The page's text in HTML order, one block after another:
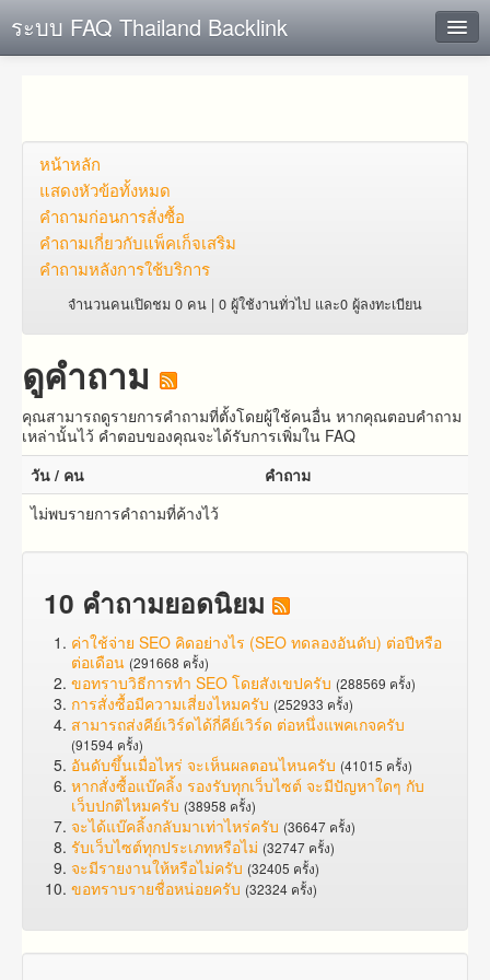
ระบบ FAQ Thailand Backlink
ตั้งคำถาม
ดูคำถาม
คุณต้องการที่จะลงทะเบียนหรือไม่?
หน้าหลัก
แสดงหัวข้อทั้งหมด
คำถาม​ก่อน​การ​สั่งซื้อ​
คำถาม​เกี่ยว​กับ​แพ็คเก็จ​เสริม
คำถามหลังการใช้บริการ
จำนวนคนเปิดชม 0 คน | 0 ผู้ใช้งานทั่วไป และ0 ผู้ลงทะเบียน
ดูคำถาม
คุณสามารถดูรายการคำถามที่ตั้งโดยผู้ใช้คนอื่น หากคุณตอบคำถาม
เหล่านั้นไว้ คำตอบของคุณจะได้รับการเพิ่มใน FAQ
วัน / คน
คำถาม
ไม่พบรายการคำถามที่ค้างไว้
10 คำถามยอดนิยม
ค่าใช้จ่าย SEO คิดอย่างไร (SEO ทดลองอันดับ) ต่อปีหรือ
ต่อเดือน (291668 ครั้ง)
ขอทราบวิธีการทำ SEO โดยสังเขปครับ (288569 ครั้ง)
การสั่งซื้อมีความเสี่ยงไหมครับ (252933 ครั้ง)
สามารถส่งคีย์เวิร์ดได้กี่คีย์เวิร์ด ต่อหนึ่งแพคเกจครับ
(91594 ครั้ง)
อันดับขึ้นเมื่อไหร่ จะเห็นผลตอนไหนครับ (41015 ครั้ง)
หากสั่งซื้อแบ๊คลิ้ง รองรับทุกเว็บไซต์ จะมีปัญหาใดๆ กับ
เว็บปกติไหมครับ (38958 ครั้ง)
จะได้แบ๊คลิ้งกลับมาเท่าไหร่ครับ (36647 ครั้ง)
รับเว็บไซต์ทุกประเภทหรือไม่ (32747 ครั้ง)
จะมีรายงานให้หรือไม่ครับ (32405 ครั้ง)
ขอทราบรายชื่อหน่อยครับ (32324 ครั้ง)